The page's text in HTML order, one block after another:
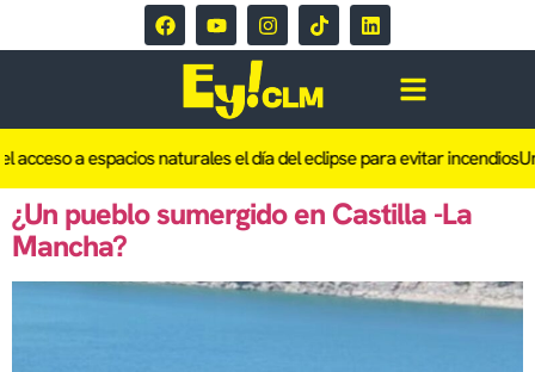
acceso a espacios naturales el día del eclipse para evitar incendios
¿Un pueblo sumergido en Castilla -La
Mancha?